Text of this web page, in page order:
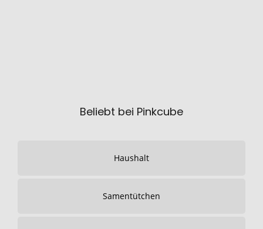
Beliebt bei Pinkcube
Haushalt
Samentütchen